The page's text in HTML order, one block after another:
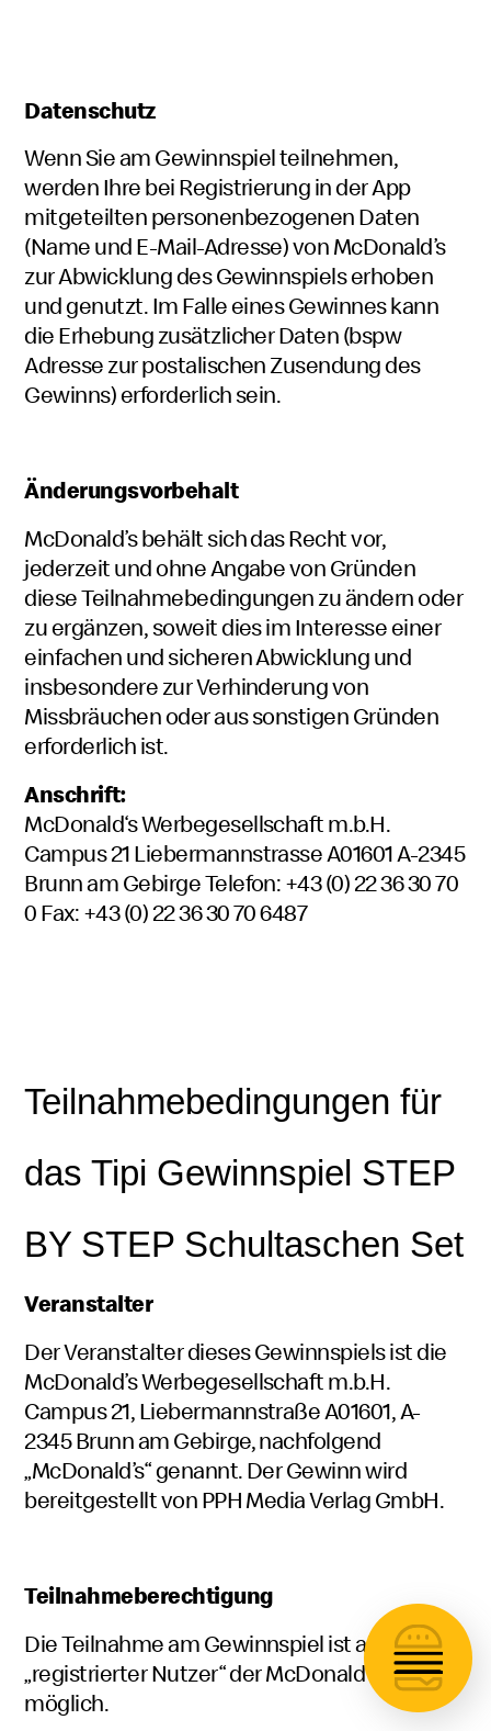
Datenschutz
Wenn Sie am Gewinnspiel teilnehmen,
werden Ihre bei Registrierung in der App
mitgeteilten personenbezogenen Daten
(Name und E-Mail-Adresse) von McDonald’s
zur Abwicklung des Gewinnspiels erhoben
und genutzt. Im Falle eines Gewinnes kann
die Erhebung zusätzlicher Daten (bspw
Adresse zur postalischen Zusendung des
Gewinns) erforderlich sein.
Änderungsvorbehalt
McDonald’s behält sich das Recht vor,
jederzeit und ohne Angabe von Gründen
diese Teilnahmebedingungen zu ändern oder
zu ergänzen, soweit dies im Interesse einer
einfachen und sicheren Abwicklung und
insbesondere zur Verhinderung von
Missbräuchen oder aus sonstigen Gründen
erforderlich ist.
Anschrift:
McDonald‘s Werbegesellschaft m.b.H.
Campus 21 Liebermannstrasse A01601 A-2345
Brunn am Gebirge Telefon: +43 (0) 22 36 30 70
0 Fax: +43 (0) 22 36 30 70 6487
Teilnahmebedingungen für
das Tipi Gewinnspiel STEP
BY STEP Schultaschen Set
Veranstalter
Der Veranstalter dieses Gewinnspiels ist die
McDonald’s Werbegesellschaft m.b.H.
Campus 21, Liebermannstraße A01601, A-
2345 Brunn am Gebirge, nachfolgend
„McDonald’s“ genannt. Der Gewinn wird
bereitgestellt von PPH Media Verlag GmbH.
Teilnahmeberechtigung
Die Teilnahme am Gewinnspiel ist als
„registrierter Nutzer“ der McDonald’s App
möglich.